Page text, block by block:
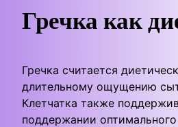
Гречка как
Гречка считается
длительному ощущению
Клетчатка также
поддержании